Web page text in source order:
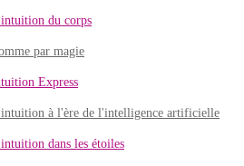
du corps
par magie
Express
à l'ère de l'intelligence artificielle
dans les étoiles